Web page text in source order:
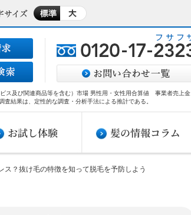
ス及び関連商品等を含む）市場 男性用・女性用合算値 事業者売上金
結果は、定性的な調査・分析手法による推計である。​
ス？抜け毛の特徴を知って脱毛を予防しよう